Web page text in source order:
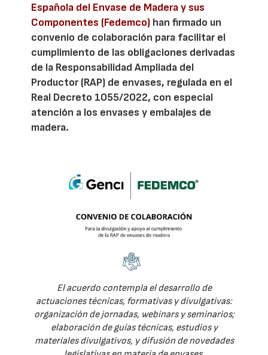
Española del Envase de Madera y sus
Componentes (Fedemco) han firmado un
convenio de colaboración para facilitar el
cumplimiento de las obligaciones derivadas
de la Responsabilidad Ampliada del
Productor (RAP) de envases, regulada en el
Real Decreto 1055/2022, con especial
atención a los envases y embalajes de
madera.
El acuerdo contempla el desarrollo de
actuaciones técnicas, formativas y divulgativas:
organización de jornadas, webinars y seminarios;
elaboración de guías técnicas, estudios y
materiales divulgativos, y difusión de novedades